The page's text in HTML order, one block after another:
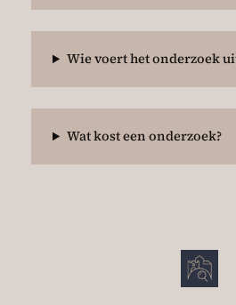
Wie voert het onderzoek
Wat kost een onderzoek?